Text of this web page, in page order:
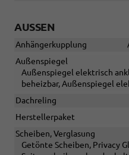
AUSSEN
Anhängerkupplung
Außenspiegel
Außenspiegel elektrisch
beheizbar, Außenspiegel
Dachreling
Herstellerpaket
Scheiben, Verglasung
Getönte Scheiben, Privacy